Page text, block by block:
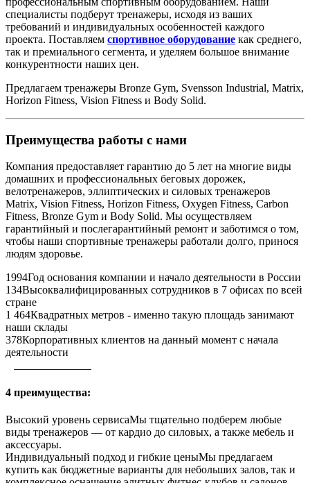
специалисты подберут тренажеры, исходя из ваших
требований и индивидуальных особенностей каждого
проекта. Поставляем спортивное оборудование как среднего,
так и премиального сегмента, и уделяем большое внимание
конкурентности наших цен.
Предлагаем тренажеры Bronze Gym, Svensson Industrial, Matrix,
Horizon Fitness, Vision Fitness и Body Solid.
Преимущества работы с нами
Компания предоставляет гарантию до 5 лет на многие виды
домашних и профессиональных беговых дорожек,
велотренажеров, эллиптических и силовых тренажеров
Matrix, Vision Fitness, Horizon Fitness, Oxygen Fitness, Carbon
Fitness, Bronze Gym и Body Solid. Мы осуществляем
гарантийный и послегарантийный ремонт и заботимся о том,
чтобы наши спортивные тренажеры работали долго, принося
людям здоровье.
1994Год основания компании и начало деятельности в России
134Высоквалифицированных сотрудников в 7 офисах по всей
стране
1 464Квадратных метров - именно такую площадь занимают
наши склады
378Корпоративных клиентов на данный момент с начала
деятельности
4 преимущества:
Высокий уровень сервисаМы тщательно подберем любые
виды тренажеров — от кардио до силовых, а также мебель и
аксессуары.
Индивидуальный подход и гибкие ценыМы предлагаем
купить как бюджетные варианты для небольших залов, так и